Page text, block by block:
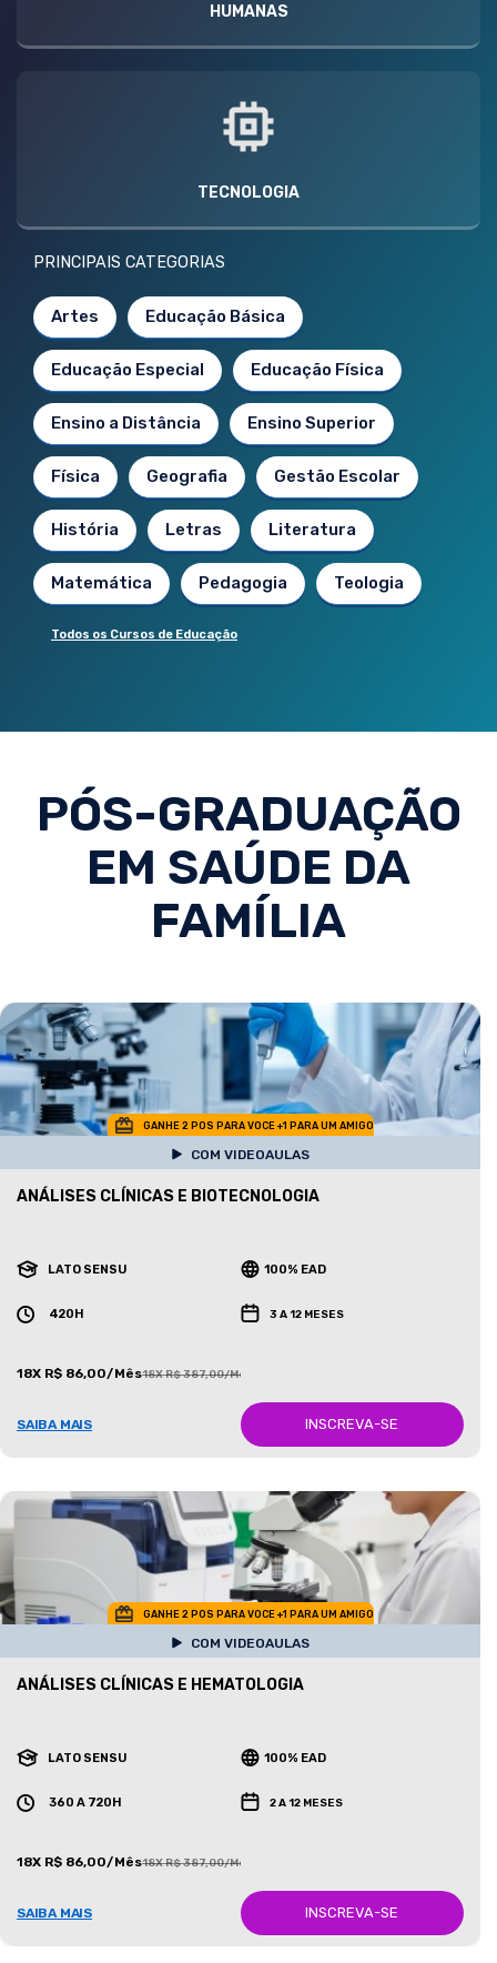
HUMANAS
TECNOLOGIA
PRINCIPAIS CATEGORIAS
Artes Educação Básica
Educação Especial Educação Física
Ensino a Distância Ensino Superior
Física Geografia Gestão Escolar
História Letras Literatura
Matemática Pedagogia Teologia
Todos os Cursos de Educação
PÓS-GRADUAÇÃO
EM SAÚDE DA
FAMÍLIA
GANHE 2 POS PARA VOCE +1 PARA UM AMIGO
COM VIDEOAULAS
ANÁLISES CLÍNICAS E BIOTECNOLOGIA
LATO SENSU 100% EAD
420H 3 A 12 MESES
18X R$ 86,00/Mês18X R$ 387,00/Mês
SAIBA MAIS INSCREVA-SE
GANHE 2 POS PARA VOCE +1 PARA UM AMIGO
COM VIDEOAULAS
ANÁLISES CLÍNICAS E HEMATOLOGIA
LATO SENSU 100% EAD
360 A 720H 2 A 12 MESES
18X R$ 86,00/Mês18X R$ 387,00/Mês
SAIBA MAIS INSCREVA-SE